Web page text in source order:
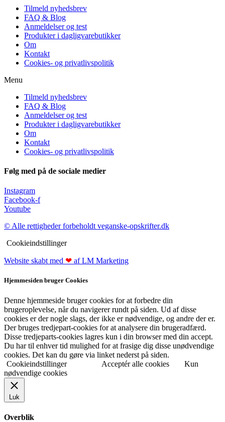
Tilmeld nyhedsbrev
FAQ & Blog
Anmeldelser og test
Produkter i dagligvarebutikker
Om
Kontakt
Cookies- og privatlivspolitik
Menu
Tilmeld nyhedsbrev
FAQ & Blog
Anmeldelser og test
Produkter i dagligvarebutikker
Om
Kontakt
Cookies- og privatlivspolitik
Følg med på de sociale medier
Instagram
Facebook-f
Youtube
© Alle rettigheder forbeholdt veganske-opskrifter.dk
Cookieindstillinger
Website skabt med ❤ af LM Marketing
Hjemmesiden bruger Cookies
Denne hjemmeside bruger cookies for at forbedre din
brugeroplevelse, når du navigerer rundt på siden. Ud af disse
cookies er der nogle slags, der ikke er nødvendige, og andre der er.
Der bruges tredjepart-cookies for at analysere din brugeradfærd.
Disse tredjeparts-cookies lagres kun i din browser med din accept.
Du har til enhver tid mulighed for at frasige dig disse unødvendige
cookies. Det kan du gøre via linket nederst på siden.
Cookieindstillinger
Acceptér alle cookies
Kun
nødvendige cookies
Luk
Overblik